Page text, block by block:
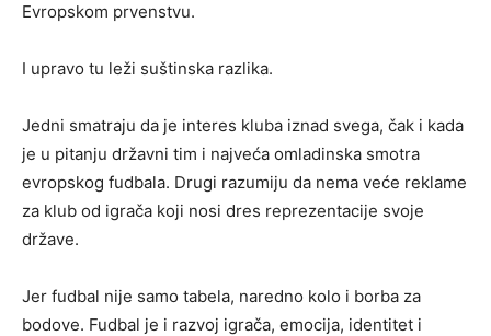
Evropskom prvenstvu.
I upravo tu leži suštinska razlika.
Jedni smatraju da je interes kluba iznad svega, čak i kada
je u pitanju državni tim i najveća omladinska smotra
evropskog fudbala. Drugi razumiju da nema veće reklame
za klub od igrača koji nosi dres reprezentacije svoje
države.
Jer fudbal nije samo tabela, naredno kolo i borba za
bodove. Fudbal je i razvoj igrača, emocija, identitet i